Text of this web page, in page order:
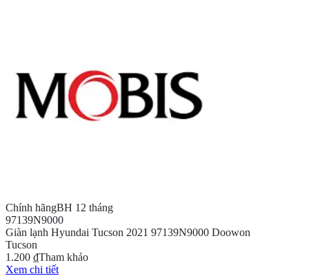
Chính hãngBH 12 tháng
97139N9000
Giàn lạnh Hyundai Tucson 2021 97139N9000 Doowon
Tucson
1.200 ₫Tham khảo
Xem chi tiết